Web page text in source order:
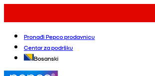
Pronađi Pepco prodavnicu
Centar za podršku
Bosanski